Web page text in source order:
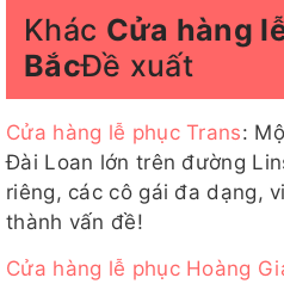
Khác Cửa hàng
BắcĐề xuất
Cửa hàng lễ phục Trans:
Đài Loan lớn trên đường
riêng, các cô gái đa dạng,
thành vấn đề!
Cửa hàng lễ phục Hoàng